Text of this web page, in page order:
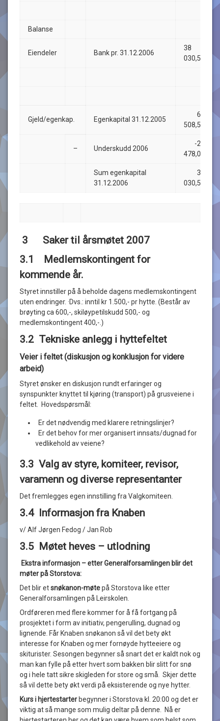
Balanse
Eiendeler Bank pr. 31.12.2006
38
030,50
Gjeld/egenkap. Egenkapital 31.12.2005
66
508,50
– Underskudd 2006
-28
478,00
Sum egenkapital
31.12.2006
38
030,50
3 Saker til årsmøtet 2007
3.1
Medlemskontingent for
kommende år.
Styret innstiller på å beholde dagens medlemskontingent
uten endringer. ·Dvs.: inntil kr 1.500,- pr hytte. (Består av
brøyting ca 600,-, skiløypetilskudd 500,- og
medlemskontingent 400,-.)
3.2 Tekniske anlegg i hyttefeltet
Veier i feltet (diskusjon og konklusjon for videre
arbeid)
Styret ønsker en diskusjon rundt erfaringer og
synspunkter knyttet til kjøring (transport) på grusveiene i
feltet. Hovedspørsmål:
Er det nødvendig med klarere retningslinjer?
Er det behov for mer organisert innsats/dugnad for
vedlikehold av veiene?
3.3 Valg av styre, komiteer, revisor,
varamenn og diverse representanter
Det fremlegges egen innstilling fra Valgkomiteen.
3.4 Informasjon fra Knaben
v/ Alf Jørgen Fedog / Jan Rob
3.5 Møtet heves – utlodning
Ekstra informasjon – etter Generalforsamlingen blir det
møter på Storstova:
Det blir etsnøkanon-møtepå Storstova like etter
Generalforsamlingen på Leirskolen.
Ordføreren med flere kommer for å få fortgang på
prosjektet i form av initiativ, pengerulling, dugnad og
lignende. Får Knaben snøkanon så vil det bety økt
interesse for Knaben og mer fornøyde hytteeiere og
skiturister. Sesongen begynner så snart det er kaldt nok og
man kan fylle på etter hvert som bakken blir slitt for snø
og i hele tatt sikre skigleden for store og små. Skjer dette
så vil dette bety økt verdi på eksisterende og nye hytter.
Kurs i hjertestarterbegynner i Storstova kl. 20:00 og det er
viktig at så mange som mulig deltar på denne. Nå er